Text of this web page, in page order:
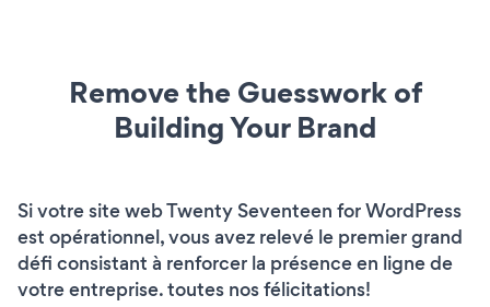
Remove the Guesswork of
Building Your Brand
Si votre site web Twenty Seventeen for WordPress
est opérationnel, vous avez relevé le premier grand
défi consistant à renforcer la présence en ligne de
votre entreprise. toutes nos félicitations!